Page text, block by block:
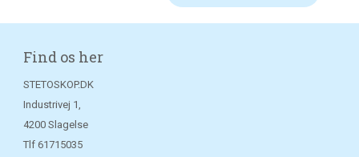
Find os her
STETOSKOP.DK
Industrivej 1,
4200 Slagelse
Tlf 61715035